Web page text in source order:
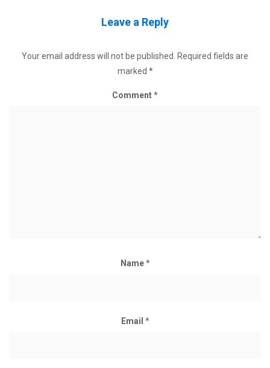
Leave a Reply
Your email address will not be published. Required fields are
marked *
Comment*
Name*
Email *